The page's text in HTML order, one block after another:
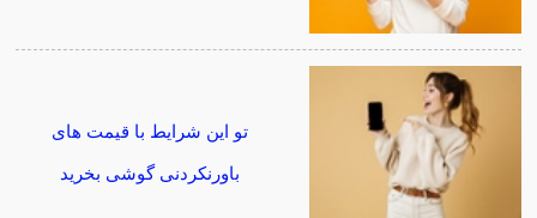
تو این شرایط با قیمت های
باورنکردنی گوشی بخرید